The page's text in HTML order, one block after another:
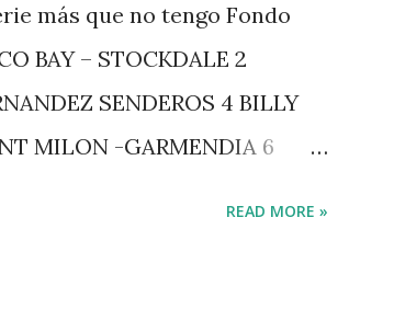
más que no tengo Fondo
BAY – STOCKDALE 2
SENDEROS 4 BILLY
MILON -GARMENDIA 6
READ MORE »